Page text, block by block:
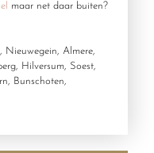
maar net daar buiten?
Nieuwegein, Almere,
Hilversum, Soest,
Bunschoten,